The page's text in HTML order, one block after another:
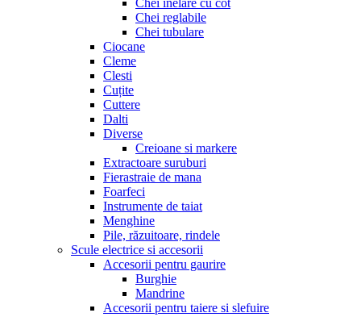
Chei inelare cu cot
Chei reglabile
Chei tubulare
Ciocane
Cleme
Clesti
Cuțite
Cuttere
Dalti
Diverse
Creioane si markere
Extractoare suruburi
Fierastraie de mana
Foarfeci
Instrumente de taiat
Menghine
Pile, răzuitoare, rindele
Scule electrice si accesorii
Accesorii pentru gaurire
Burghie
Mandrine
Accesorii pentru taiere si slefuire